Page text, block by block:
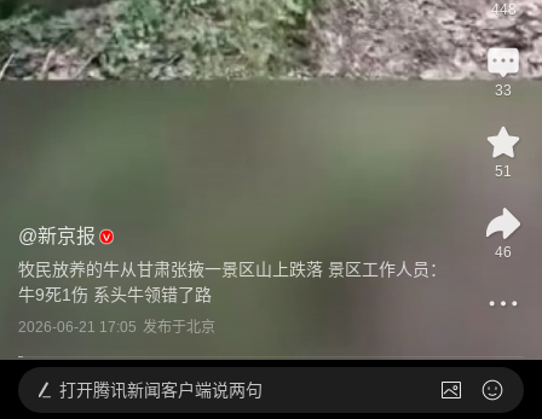
@新京报
牧民放养的牛从甘肃张掖一景区山上跌落 景区工作人员：
牛9死1伤 系头牛领错了路
2026-06-21 17:05 发布于北京
448
33
51
46
打开腾讯新闻客户端说两句